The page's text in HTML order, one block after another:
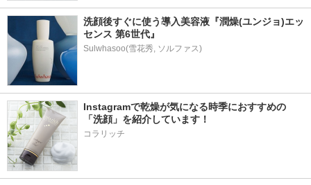
洗顔後すぐに使う導入美容液『潤燥(ユンジョ)エッ
センス 第6世代』
Instagramで乾燥が気になる時季におすすめの
「洗顔」を紹介しています！
コラリッチ